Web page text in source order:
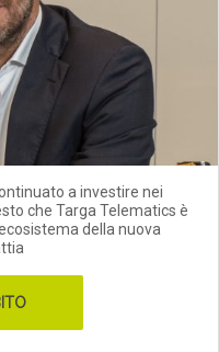
a investire nei
che Targa Telematics è
della nuova